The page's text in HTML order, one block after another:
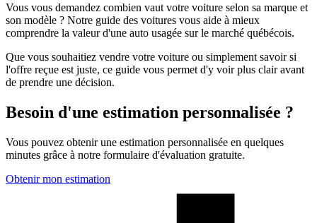
Vous vous demandez combien vaut votre voiture selon sa marque et
son modèle ? Notre guide des voitures vous aide à mieux
comprendre la valeur d'une auto usagée sur le marché québécois.
Que vous souhaitiez vendre votre voiture ou simplement savoir si
l'offre reçue est juste, ce guide vous permet d'y voir plus clair avant
de prendre une décision.
Besoin d'une estimation personnalisée ?
Vous pouvez obtenir une estimation personnalisée en quelques
minutes grâce à notre formulaire d'évaluation gratuite.
Obtenir mon estimation